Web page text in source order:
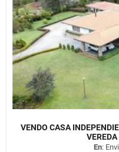
VENDO CASA
En: